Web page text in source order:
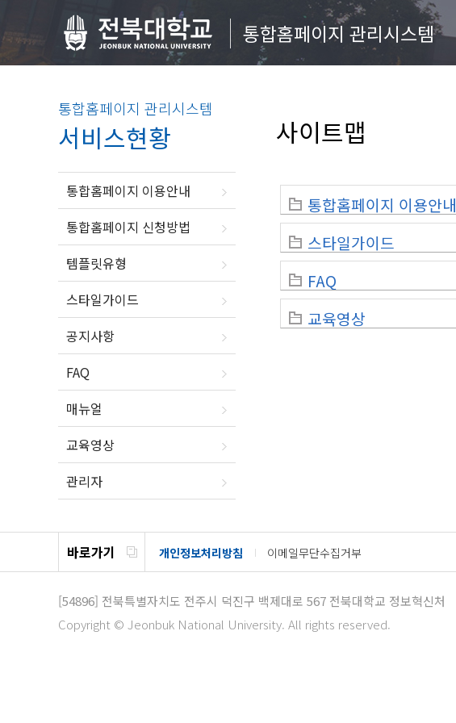
통합홈페이지 관리시스템
통합홈페이지 관리시스템
서비스현황
통합홈페이지 이용안내
통합홈페이지 신청방법
템플릿유형
스타일가이드
공지사항
FAQ
매뉴얼
교육영상
관리자
사이트맵
통합홈페이지 이용안내
스타일가이드
FAQ
교육영상
바로가기 개인정보처리방침 이메일무단수집거부
[54896] 전북특별자치도 전주시 덕진구 백제대로 567 전북대학교 정보혁신처
Copyright © Jeonbuk National University. All rights reserved.